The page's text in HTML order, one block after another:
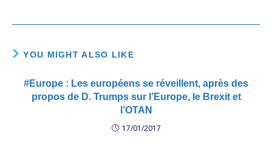
YOU MIGHT ALSO LIKE
#Europe : Les européens se réveillent, après des
propos de D. Trumps sur l’Europe, le Brexit et
l’OTAN
17/01/2017